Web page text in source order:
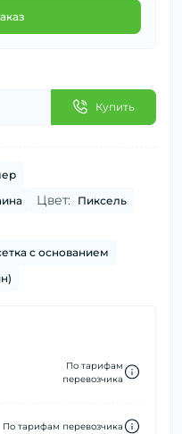
Купить
Цвет: Пиксель
с основанием
По тарифам
перевозчика
По тарифам перевозчика